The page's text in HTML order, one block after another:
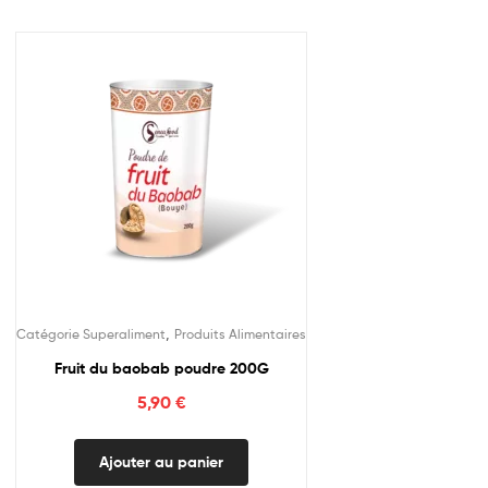
Catégorie Superaliment Produits Alimentaires
Fruit du baobab poudre 200G
5,90 €
Ajouter au panier